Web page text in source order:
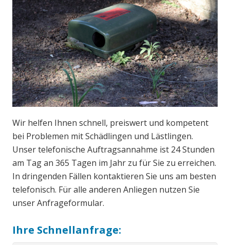
Wir helfen Ihnen schnell, preiswert und kompetent
bei Problemen mit Schädlingen und Lästlingen.
Unser telefonische Auftragsannahme ist 24 Stunden
am Tag an 365 Tagen im Jahr zu für Sie zu erreichen.
In dringenden Fällen kontaktieren Sie uns am besten
telefonisch. Für alle anderen Anliegen nutzen Sie
unser Anfrageformular.
Ihre Schnellanfrage: